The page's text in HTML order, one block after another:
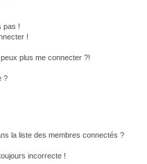
pas !
!
plus me connecter ?!
?
la liste des membres connectés ?
incorrecte !